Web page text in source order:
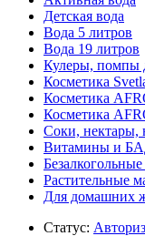
Детская вода
Вода 5 литров
Вода 19 литров
Кулеры, помпы
Косметика
Косметика
Косметика
Соки, нектары,
Витамины и
Растительные
Для домашних
Статус: